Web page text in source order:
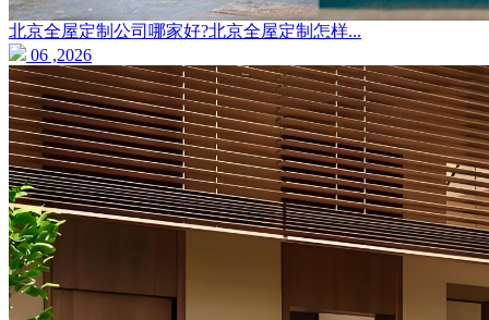
北京全屋定制公司哪家好?北京全屋定制怎样...
06 ,2026